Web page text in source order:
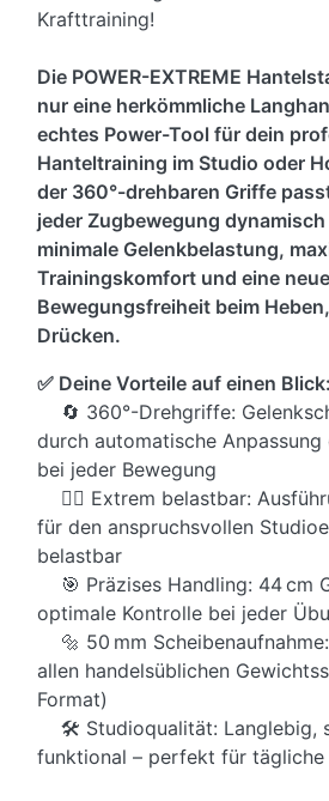
Krafttraining!
Die POWER-EXTREME
nur eine herkömmliche
echtes Power-Tool für dein
Hanteltraining im Studio oder
der 360°-drehbaren Griffe
jeder Zugbewegung
minimale Gelenkbelastung,
Trainingskomfort und eine
Bewegungsfreiheit beim
Drücken.
✅ Deine Vorteile auf einen Blick:
🔄 360°-Drehgriffe:
durch automatische
bei jeder Bewegung
🏋️‍♂️ Extrem belastbar:
für den anspruchsvollen
belastbar
🎯 Präzises Handling: 44 cm
optimale Kontrolle bei jeder
🔩 50 mm
allen handelsüblichen
Format)
🛠️ Studioqualität: Langlebig,
funktional – perfekt für tägliche